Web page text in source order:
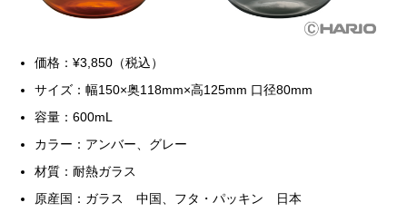
価格：¥3,850（税込）
サイズ：幅150×奥118mm×高125mm 口径80mm
容量：600mL
カラー：アンバー、グレー
材質：耐熱ガラス
原産国：ガラス 中国、フタ・パッキン 日本